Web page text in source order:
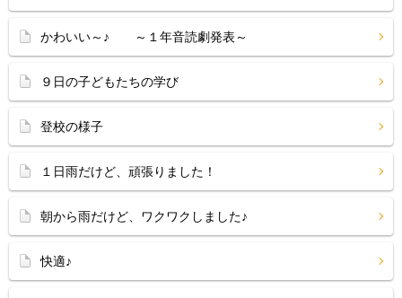
かわいい～♪ ～１年音読劇発表～
９日の子どもたちの学び
登校の様子
１日雨だけど、頑張りました！
朝から雨だけど、ワクワクしました♪
快適♪